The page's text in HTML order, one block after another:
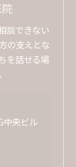
談できない
の支えとな
を話せる場
中央ビル